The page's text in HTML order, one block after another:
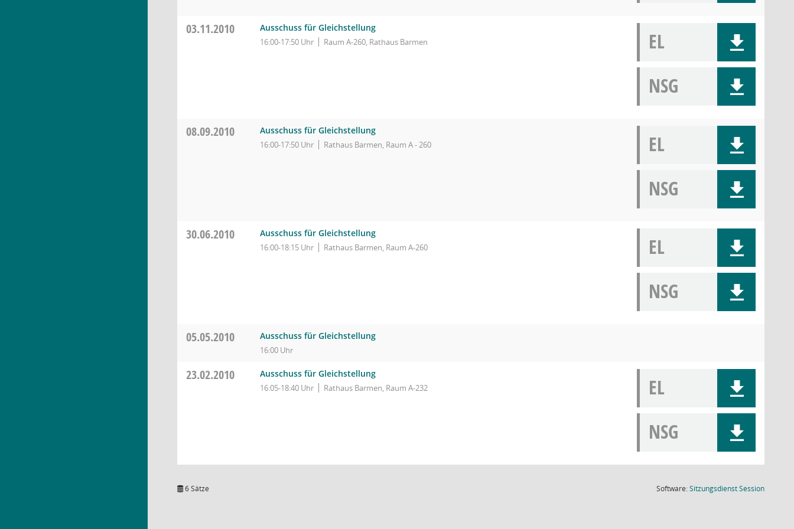
03.11.2010 Ausschuss für Gleichstellung
16:00-17:50 Uhr Raum A-260, Rathaus Barmen
EL
NSG
08.09.2010 Ausschuss für Gleichstellung
16:00-17:50 Uhr Rathaus Barmen, Raum A - 260
EL
NSG
30.06.2010 Ausschuss für Gleichstellung
16:00-18:15 Uhr Rathaus Barmen, Raum A-260
EL
NSG
05.05.2010 Ausschuss für Gleichstellung
16:00 Uhr
23.02.2010 Ausschuss für Gleichstellung
16:05-18:40 Uhr Rathaus Barmen, Raum A-232
EL
NSG
6 Sätze Software:SitzungsdienstSession(Wird in